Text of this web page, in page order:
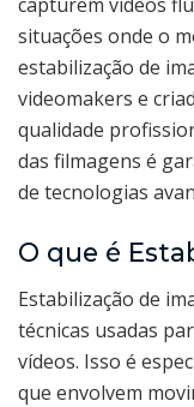
situações onde o
estabilização de
videomakers e
qualidade
das filmagens é
de tecnologias
O que é
Estabilização de
técnicas usadas
vídeos. Isso é
que envolvem